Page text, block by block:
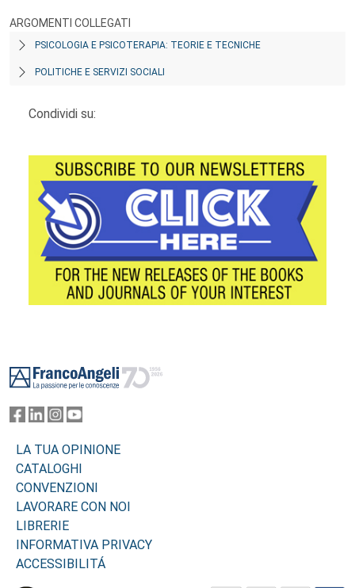
ARGOMENTI COLLEGATI
PSICOLOGIA E PSICOTERAPIA: TEORIE E TECNICHE
POLITICHE E SERVIZI SOCIALI
Condividi su:
LA TUA OPINIONE
CATALOGHI
CONVENZIONI
LAVORARE CON NOI
LIBRERIE
INFORMATIVA PRIVACY
ACCESSIBILITÁ